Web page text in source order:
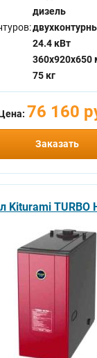
дизель
24.4 кВт
360x920x650
75 кг
76 160
Заказать
Kiturami TURBO